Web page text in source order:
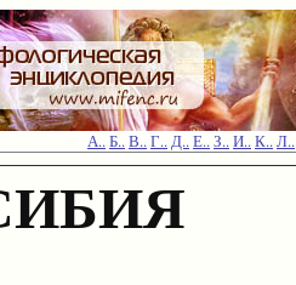
А..Б..В..Г..Д..Е..З..И..К..Л..